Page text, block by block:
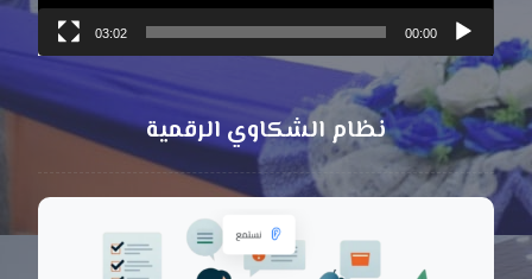
00:00
03:02
نظام الشكاوي الرقمية